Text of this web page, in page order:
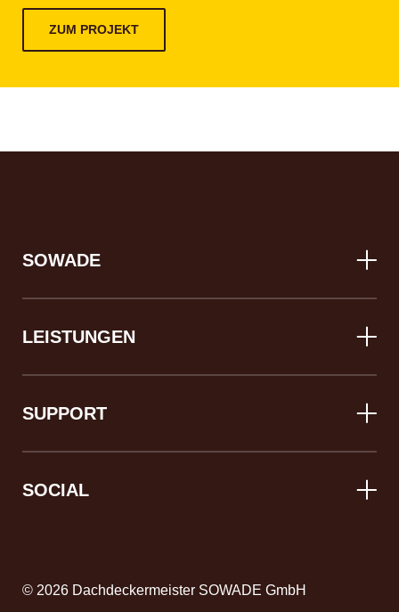
ZUM PROJEKT
SOWADE
LEISTUNGEN
SUPPORT
SOCIAL
© 2026 Dachdeckermeister SOWADE GmbH